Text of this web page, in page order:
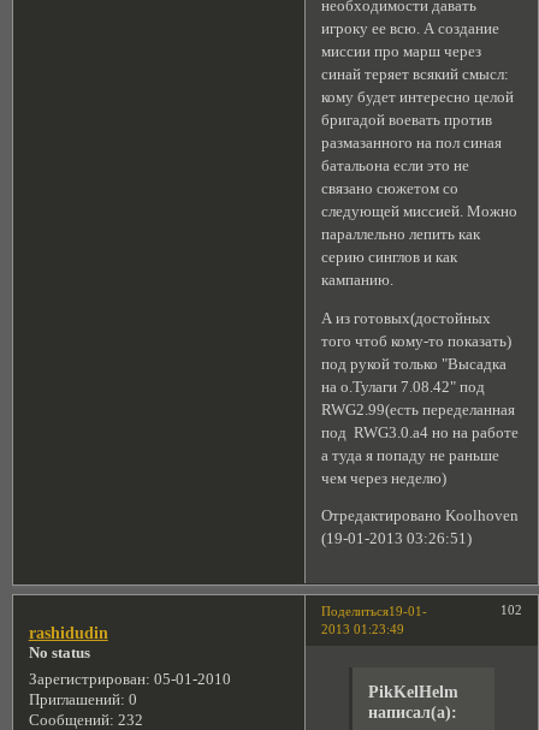
необходимости давать
игроку ее всю. А создание
миссии про марш через
синай теряет всякий смысл:
кому будет интересно целой
бригадой воевать против
размазанного на пол синая
батальона если это не
связано сюжетом со
следующей миссией. Можно
параллельно лепить как
серию синглов и как
кампанию.
А из готовых(достойных
того чтоб кому-то показать)
под рукой только "Высадка
на о.Тулаги 7.08.42" под
RWG2.99(есть переделанная
под RWG3.0.а4 но на работе
а туда я попаду не раньше
чем через неделю)
Отредактировано Koolhoven
(19-01-2013 03:26:51)
Поделиться 102
19-01-
2013 01:23:49
rashidudin
No status
Зарегистрирован: 05-01-2010
Приглашений: 0
Сообщений: 232
PikKelHelm
написал(а):